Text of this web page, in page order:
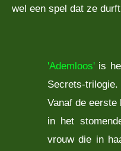
wel een spel dat ze
'Ademloos' is
Secrets-trilogie.
Vanaf de eerste
in het
vrouw die in